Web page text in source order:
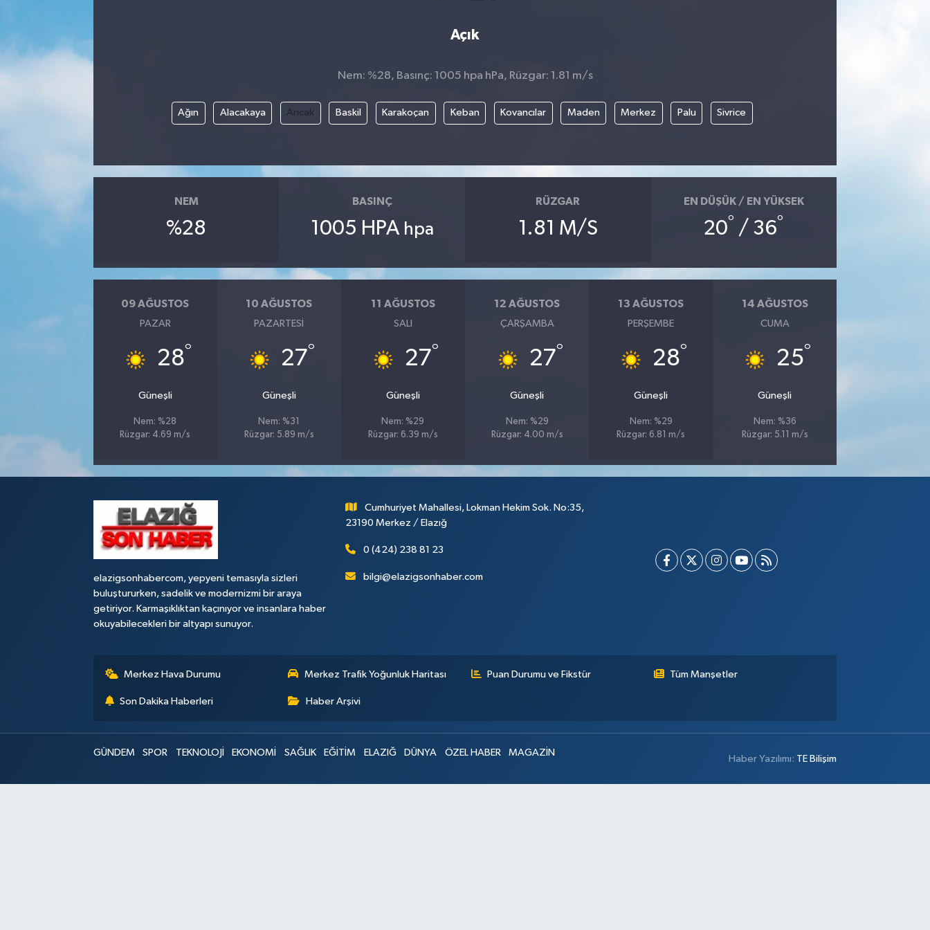
Açık
Nem: %28, Basınç: 1005 hpa hPa, Rüzgar: 1.81 m/s
Ağın Alacakaya Arıcak Baskil Karakoçan Keban Kovancılar Maden Merkez Palu Sivrice
NEM
%28
BASINÇ
1005 HPA hpa
RÜZGAR
1.81 M/S
EN DÜŞÜK / EN YÜKSEK
20° / 36°
09 AĞUSTOS
PAZAR
28°
Güneşli
Nem: %28
Rüzgar: 4.69 m/s
10 AĞUSTOS
PAZARTESI
27°
Güneşli
Nem: %31
Rüzgar: 5.89 m/s
11 AĞUSTOS
SALI
27°
Güneşli
Nem: %29
Rüzgar: 6.39 m/s
12 AĞUSTOS
ÇARŞAMBA
27°
Güneşli
Nem: %29
Rüzgar: 4.00 m/s
13 AĞUSTOS
PERŞEMBE
28°
Güneşli
Nem: %29
Rüzgar: 6.81 m/s
14 AĞUSTOS
CUMA
25°
Güneşli
Nem: %36
Rüzgar: 5.11 m/s
elazigsonhabercom, yepyeni temasıyla sizleri
buluştururken, sadelik ve modernizmi bir araya
getiriyor. Karmaşıklıktan kaçınıyor ve insanlara haber
okuyabilecekleri bir altyapı sunuyor.
Cumhuriyet Mahallesi, Lokman Hekim Sok. No:35,
23190 Merkez / Elazığ
0 (424) 238 81 23
bilgi@elazigsonhaber.com
Merkez Hava Durumu Merkez Trafik Yoğunluk Haritası Puan Durumu ve Fikstür Tüm Manşetler
Son Dakika Haberleri Haber Arşivi
GÜNDEM SPOR TEKNOLOJİ EKONOMİ SAĞLIK EĞİTİM ELAZIĞ DÜNYA ÖZEL HABER MAGAZİN
Haber Yazılımı: TE Bilişim
HABERDE İNSAN